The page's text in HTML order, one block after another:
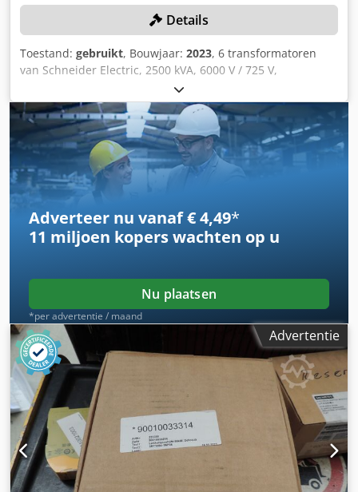
Details
Toestand: gebruikt, Bouwjaar: 2023, 6 transformatoren
van Schneider Electric, 2500 kVA, 6000 V / 725 V,
oliegekoeld, ONAN, Dyn11, (ongebruikt, 2023) Schneider
Electric, driefasentransformator voor de stroomverdeling,
2500 kVA, oliegekoeld (ongebruikt, 2023) Nominaal
vermogen: 2500 kVA Dcedpfx Acezn Ra Io Uok Frequentie:
50 Hz Hoogspanning (primaire): 6000 V Laagspanning
(secundaire): 725 V Koelmethode: ONAN Vectorgroep:
Dyn11
Adverteer nu vanaf € 4,49*
11 miljoen koperswachten op u
Nu plaatsen
*per advertentie / maand
Advertentie